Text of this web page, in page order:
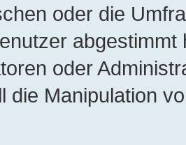
oder die
oder
die Manipulation